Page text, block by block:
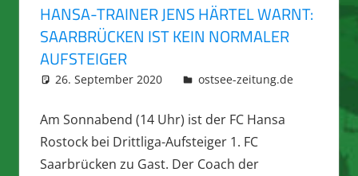
HANSA-TRAINER JENS HÄRTEL WARNT:
SAARBRÜCKEN IST KEIN NORMALER
AUFSTEIGER
26. September 2020 integromat
ostsee-zeitung.de
Am Sonnabend (14 Uhr) ist der FC Hansa
Rostock bei Drittliga-Aufsteiger 1. FC
Saarbrücken zu Gast. Der Coach der